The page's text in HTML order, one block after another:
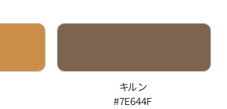
キルン
#7E644F